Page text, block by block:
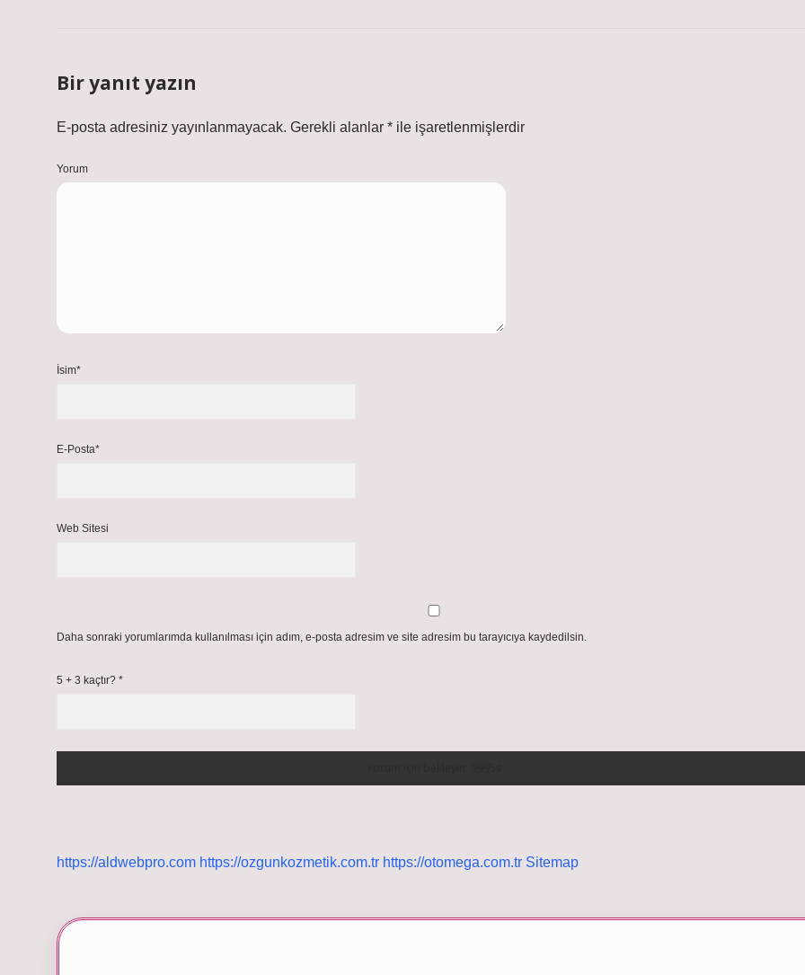
Bir yanıt yazın
E-posta adresiniz yayınlanmayacak. Gerekli alanlar * ile işaretlenmişlerdir
Yorum
İsim*
E-Posta*
Web Sitesi
Daha sonraki yorumlarımda kullanılması için adım, e-posta adresim ve site adresim bu tarayıcıya kaydedilsin.
5 + 3 kaçtır? *
https://aldwebpro.com https://ozgunkozmetik.com.tr https://otomega.com.tr Sitemap